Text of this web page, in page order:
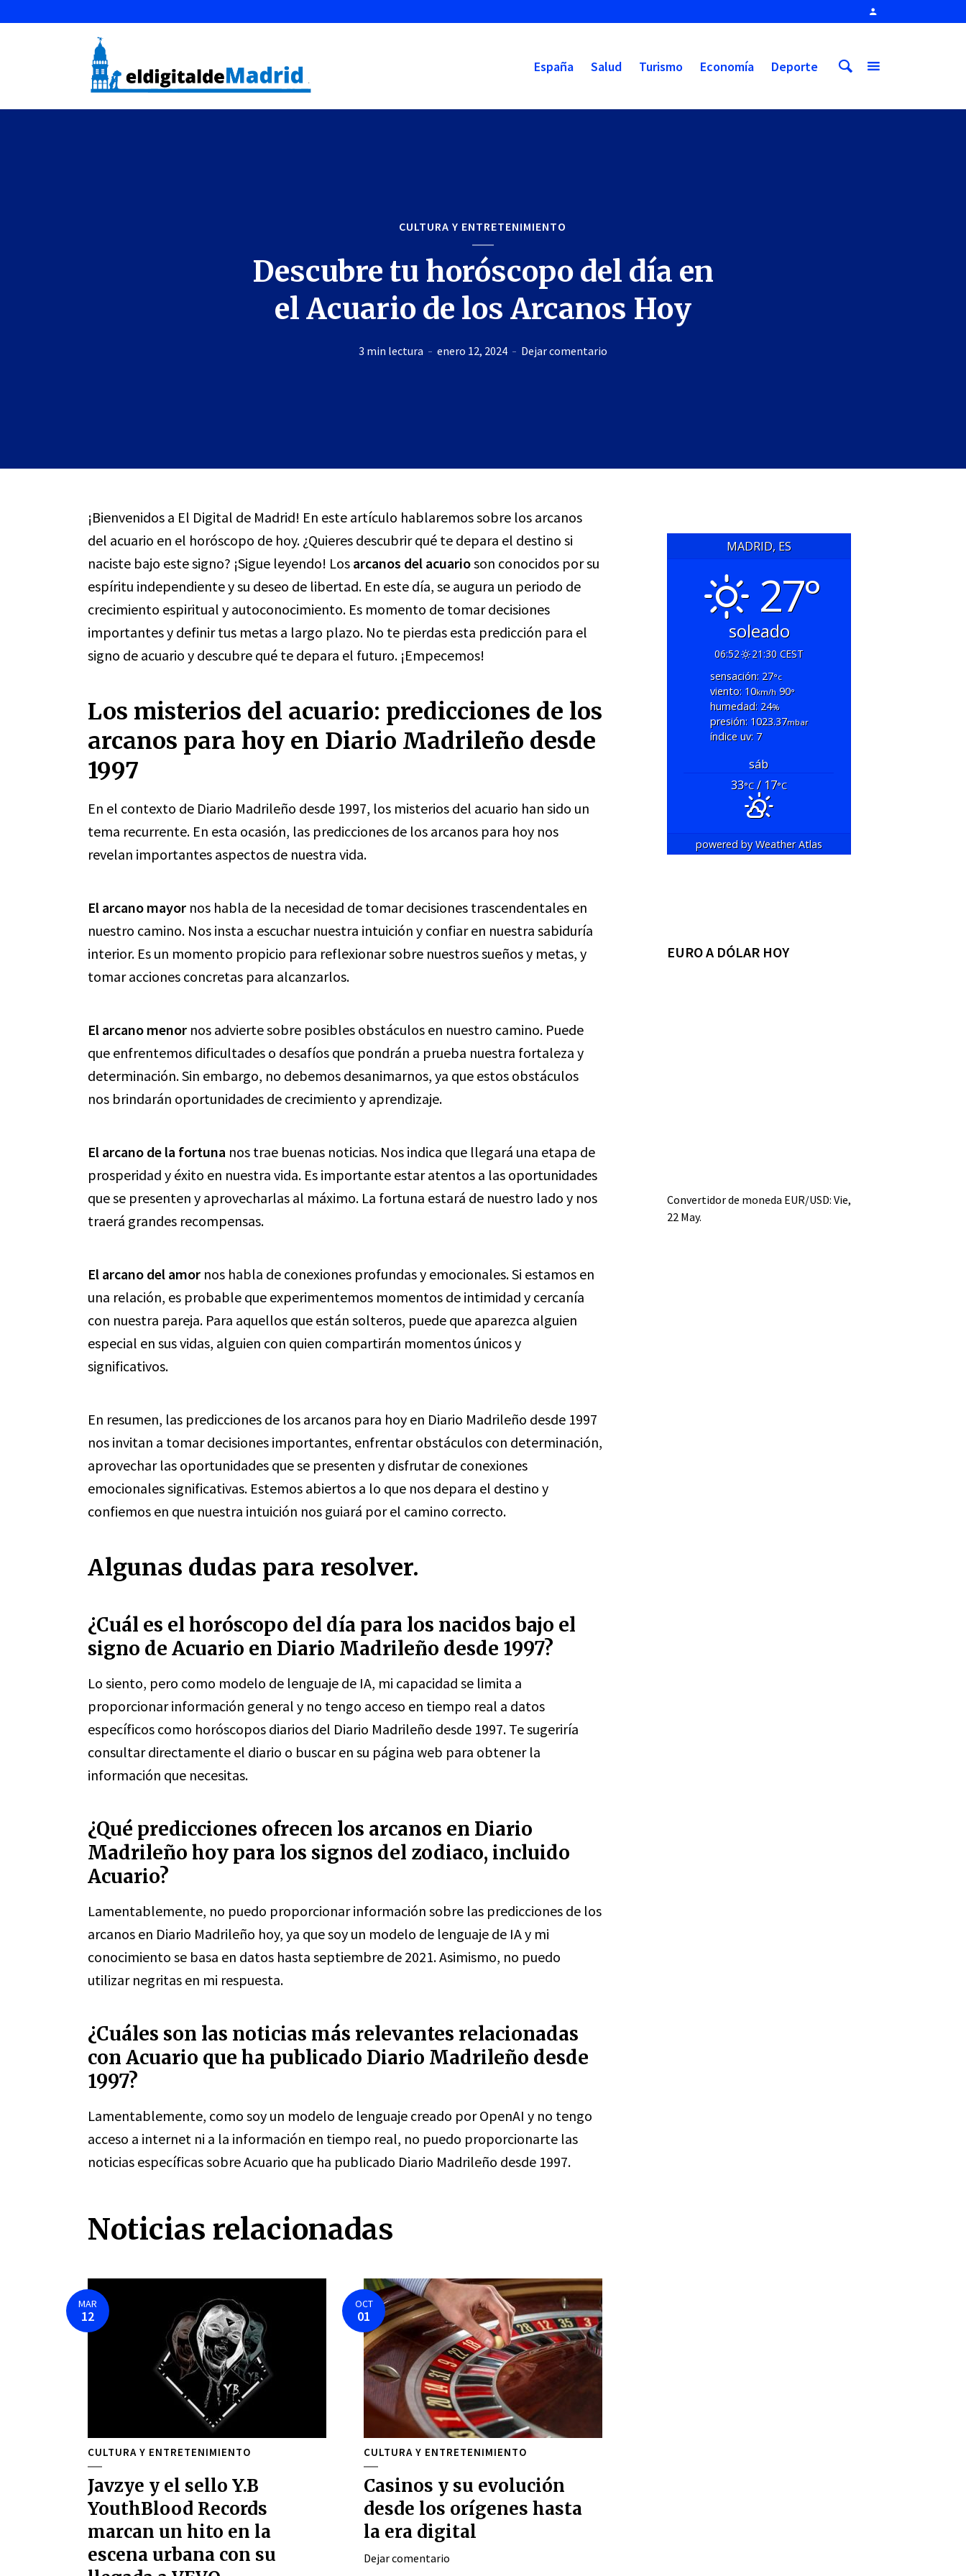
España Salud Turismo Economía Deporte
CULTURA Y ENTRETENIMIENTO
Descubre tu horóscopo del día en
el Acuario de los Arcanos Hoy
3 min lectura enero 12, 2024 Dejar comentario
¡Bienvenidos a El Digital de Madrid! En este artículo hablaremos sobre los arcanos
del acuario en el horóscopo de hoy. ¿Quieres descubrir qué te depara el destino si
naciste bajo este signo? ¡Sigue leyendo! Los arcanos del acuarioson conocidos por su
espíritu independiente y su deseo de libertad. En este día, se augura un periodo de
crecimiento espiritual y autoconocimiento. Es momento de tomar decisiones
importantes y definir tus metas a largo plazo. No te pierdas esta predicción para el
signo de acuario y descubre qué te depara el futuro. ¡Empecemos!
Los misterios del acuario: predicciones de los
arcanos para hoy en Diario Madrileño desde
1997
En el contexto de Diario Madrileño desde 1997, los misterios del acuario han sido un
tema recurrente. En esta ocasión, las predicciones de los arcanos para hoy nos
revelan importantes aspectos de nuestra vida.
El arcano mayor nos habla de la necesidad de tomar decisiones trascendentales en
nuestro camino. Nos insta a escuchar nuestra intuición y confiar en nuestra sabiduría
interior. Es un momento propicio para reflexionar sobre nuestros sueños y metas, y
tomar acciones concretas para alcanzarlos.
El arcano menor nos advierte sobre posibles obstáculos en nuestro camino. Puede
que enfrentemos dificultades o desafíos que pondrán a prueba nuestra fortaleza y
determinación. Sin embargo, no debemos desanimarnos, ya que estos obstáculos
nos brindarán oportunidades de crecimiento y aprendizaje.
El arcano de la fortuna nos trae buenas noticias. Nos indica que llegará una etapa de
prosperidad y éxito en nuestra vida. Es importante estar atentos a las oportunidades
que se presenten y aprovecharlas al máximo. La fortuna estará de nuestro lado y nos
traerá grandes recompensas.
El arcano del amor nos habla de conexiones profundas y emocionales. Si estamos en
una relación, es probable que experimentemos momentos de intimidad y cercanía
con nuestra pareja. Para aquellos que están solteros, puede que aparezca alguien
especial en sus vidas, alguien con quien compartirán momentos únicos y
significativos.
En resumen, las predicciones de los arcanos para hoy en Diario Madrileño desde 1997
nos invitan a tomar decisiones importantes, enfrentar obstáculos con determinación,
aprovechar las oportunidades que se presenten y disfrutar de conexiones
emocionales significativas. Estemos abiertos a lo que nos depara el destino y
confiemos en que nuestra intuición nos guiará por el camino correcto.
Algunas dudas para resolver.
¿Cuál es el horóscopo del día para los nacidos bajo el
signo de Acuario en Diario Madrileño desde 1997?
Lo siento, pero como modelo de lenguaje de IA, mi capacidad se limita a
proporcionar información general y no tengo acceso en tiempo real a datos
específicos como horóscopos diarios del Diario Madrileño desde 1997. Te sugeriría
consultar directamente el diario o buscar en su página web para obtener la
información que necesitas.
¿Qué predicciones ofrecen los arcanos en Diario
Madrileño hoy para los signos del zodiaco, incluido
Acuario?
Lamentablemente, no puedo proporcionar información sobre las predicciones de los
arcanos en Diario Madrileño hoy, ya que soy un modelo de lenguaje de IA y mi
conocimiento se basa en datos hasta septiembre de 2021. Asimismo, no puedo
utilizar negritas en mi respuesta.
¿Cuáles son las noticias más relevantes relacionadas
con Acuario que ha publicado Diario Madrileño desde
1997?
Lamentablemente, como soy un modelo de lenguaje creado por OpenAI y no tengo
acceso a internet ni a la información en tiempo real, no puedo proporcionarte las
noticias específicas sobre Acuario que ha publicado Diario Madrileño desde 1997.
Noticias relacionadas
MAR
12
CULTURA Y ENTRETENIMIENTO
Javzye y el sello Y.B
YouthBlood Records
marcan un hito en la
escena urbana con su
OCT
01
CULTURA Y ENTRETENIMIENTO
Casinos y su evolución
desde los orígenes hasta
la era digital
Dejar comentario
MADRID, ES
27°
soleado
06:52
21:30 CEST
sensación: 27°c
viento: 10km/h90°
humedad: 24%
presión: 1023.37mbar
índice uv: 7
sáb
33°C/ 17°C
powered byWeather Atlas
EURO A DÓLAR HOY
Convertidor de moneda EUR/USD: Vie,
22 May.